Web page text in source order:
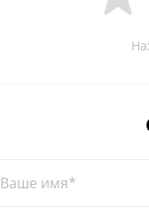
Ваше имя*